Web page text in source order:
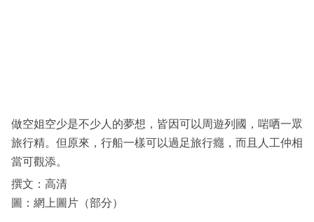
閱
專
做空姐空少是不少人的夢想，皆因可以周遊列國，啱哂一眾
旅行精。但原來，行船一樣可以過足旅行癮，而且人工仲相
當可觀添。
撰文：高清
圖：網上圖片（部分）